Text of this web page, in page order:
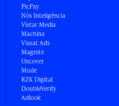
PicPay
Nós Inteligência
Vistar Media
Machina
Viasat Ads
Magnite
Uncover
Mude
RZK Digital
DoubleVerify
Adlook